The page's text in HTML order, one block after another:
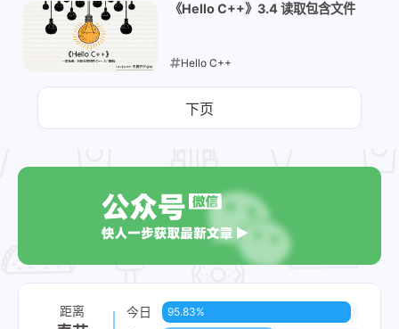
2025-11-16
《Hello C++》3.4 读取包含文件
Hello C++
2025-11-15
下页
距离 今日 95.83%